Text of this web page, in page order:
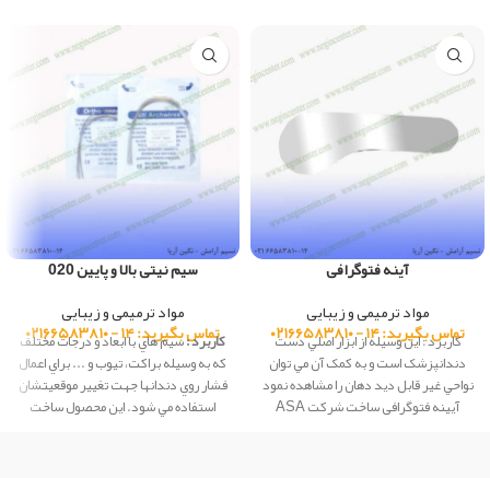
آینه فتوگرافی
مواد ترمیمی و زیبایی
تماس بگیرید: ۱۴ - ۰۲۱۶۶۵۸۳۸۱۰
کاربرد : اين وسيله از ابزار اصلي دست
دندانپزشک است و به کمک آن مي توان
نواحي غير قابل ديد دهان را مشاهده نمود
آیینه فتوگرافی ساخت شرکت ASA
سیم نیتی بالا و پایین 020
مواد ترمیمی و زیبایی
تماس بگیرید: ۱۴ - ۰۲۱۶۶۵۸۳۸۱۰
کاربرد :سيم هاي با ابعاد و درجات مختلف
كه به وسيله براكت، تيوب و ... براي اعمال
فشار روي دندانها جهت تغيير موقعيتشان
استفاده مي شود. این محصول ساخت